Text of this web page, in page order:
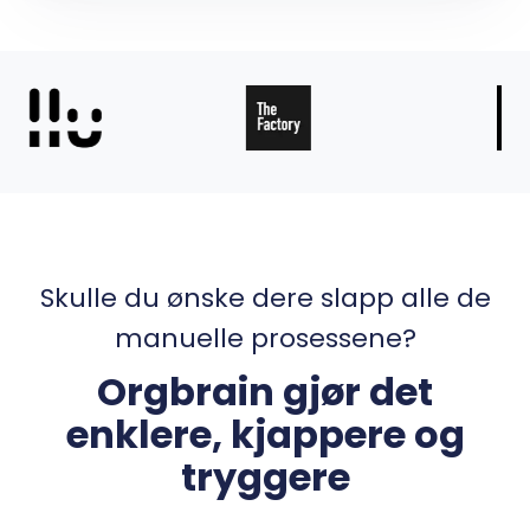
Skulle du ønske dere slapp alle de
manuelle prosessene?
Orgbrain gjør det
enklere, kjappere og
tryggere